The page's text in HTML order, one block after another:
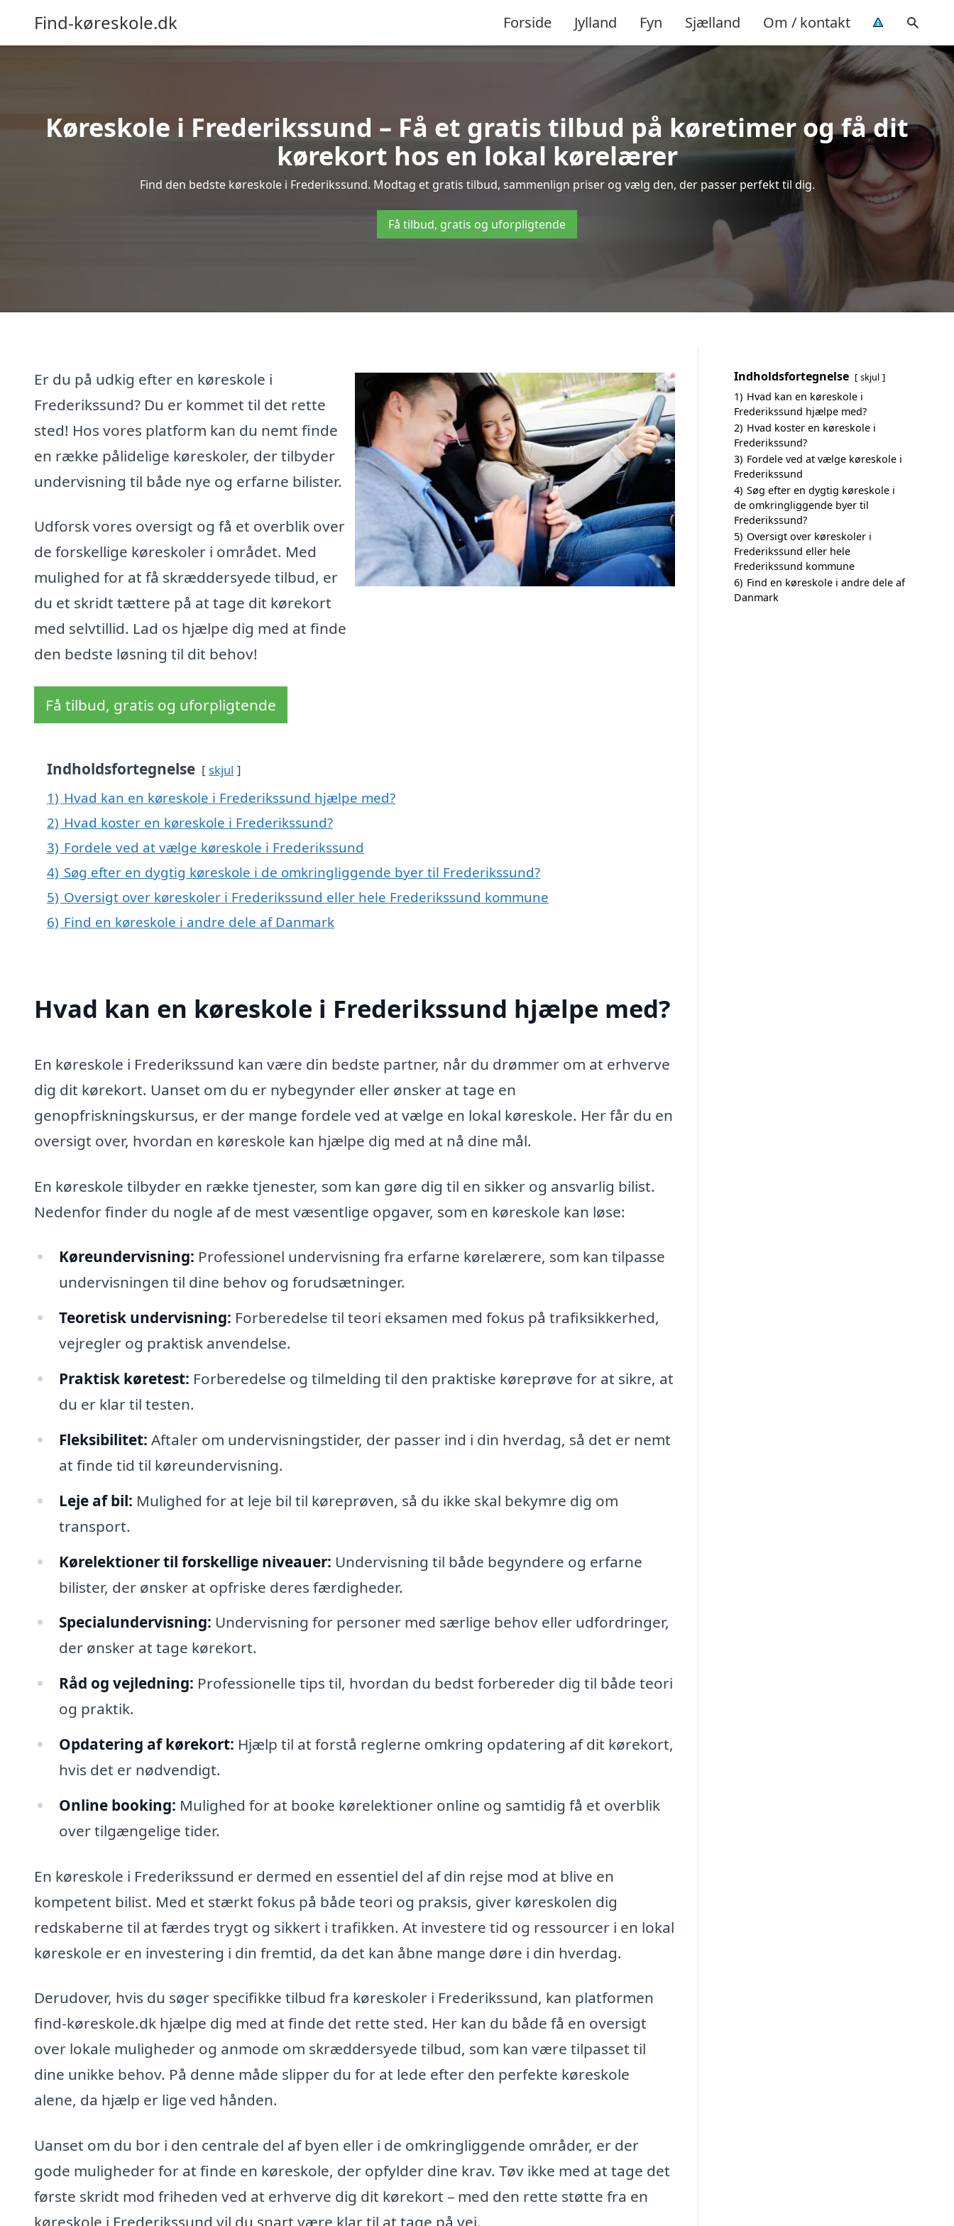
Find-køreskole.dk Forside Jylland Fyn Sjælland Om / kontakt
Køreskole i Frederikssund – Få et gratis tilbud på køretimer og få dit
kørekort hos en lokal kørelærer
Find den bedste køreskole i Frederikssund. Modtag et gratis tilbud, sammenlign priser og vælg den, der passer perfekt til dig.
Få tilbud, gratis og uforpligtende
Er du på udkig efter en køreskole i
Frederikssund? Du er kommet til det rette
sted! Hos vores platform kan du nemt finde
en række pålidelige køreskoler, der tilbyder
undervisning til både nye og erfarne bilister.
Udforsk vores oversigt og få et overblik over
de forskellige køreskoler i området. Med
mulighed for at få skræddersyede tilbud, er
du et skridt tættere på at tage dit kørekort
med selvtillid. Lad os hjælpe dig med at finde
den bedste løsning til dit behov!
Få tilbud, gratis og uforpligtende
Indholdsfortegnelse skjul
1) Hvad kan en køreskole i Frederikssund hjælpe med?
2) Hvad koster en køreskole i Frederikssund?
3) Fordele ved at vælge køreskole i Frederikssund
4) Søg efter en dygtig køreskole i de omkringliggende byer til Frederikssund?
5) Oversigt over køreskoler i Frederikssund eller hele Frederikssund kommune
6) Find en køreskole i andre dele af Danmark
Hvad kan en køreskole i Frederikssund hjælpe med?
En køreskole i Frederikssund kan være din bedste partner, når du drømmer om at erhverve
dig dit kørekort. Uanset om du er nybegynder eller ønsker at tage en
genopfriskningskursus, er der mange fordele ved at vælge en lokal køreskole. Her får du en
oversigt over, hvordan en køreskole kan hjælpe dig med at nå dine mål.
En køreskole tilbyder en række tjenester, som kan gøre dig til en sikker og ansvarlig bilist.
Nedenfor finder du nogle af de mest væsentlige opgaver, som en køreskole kan løse:
Køreundervisning: Professionel undervisning fra erfarne kørelærere, som kan tilpasse
undervisningen til dine behov og forudsætninger.
Teoretisk undervisning: Forberedelse til teori eksamen med fokus på trafiksikkerhed,
vejregler og praktisk anvendelse.
Praktisk køretest: Forberedelse og tilmelding til den praktiske køreprøve for at sikre, at
du er klar til testen.
Fleksibilitet: Aftaler om undervisningstider, der passer ind i din hverdag, så det er nemt
at finde tid til køreundervisning.
Leje af bil: Mulighed for at leje bil til køreprøven, så du ikke skal bekymre dig om
transport.
Kørelektioner til forskellige niveauer: Undervisning til både begyndere og erfarne
bilister, der ønsker at opfriske deres færdigheder.
Specialundervisning: Undervisning for personer med særlige behov eller udfordringer,
der ønsker at tage kørekort.
Råd og vejledning: Professionelle tips til, hvordan du bedst forbereder dig til både teori
og praktik.
Opdatering af kørekort: Hjælp til at forstå reglerne omkring opdatering af dit kørekort,
hvis det er nødvendigt.
Online booking: Mulighed for at booke kørelektioner online og samtidig få et overblik
over tilgængelige tider.
En køreskole i Frederikssund er dermed en essentiel del af din rejse mod at blive en
kompetent bilist. Med et stærkt fokus på både teori og praksis, giver køreskolen dig
redskaberne til at færdes trygt og sikkert i trafikken. At investere tid og ressourcer i en lokal
køreskole er en investering i din fremtid, da det kan åbne mange døre i din hverdag.
Derudover, hvis du søger specifikke tilbud fra køreskoler i Frederikssund, kan platformen
find-køreskole.dk hjælpe dig med at finde det rette sted. Her kan du både få en oversigt
over lokale muligheder og anmode om skræddersyede tilbud, som kan være tilpasset til
dine unikke behov. På denne måde slipper du for at lede efter den perfekte køreskole
alene, da hjælp er lige ved hånden.
Uanset om du bor i den centrale del af byen eller i de omkringliggende områder, er der
gode muligheder for at finde en køreskole, der opfylder dine krav. Tøv ikke med at tage det
første skridt mod friheden ved at erhverve dig dit kørekort – med den rette støtte fra en
køreskole i Frederikssund vil du snart være klar til at tage på vej.
Indholdsfortegnelse skjul
1) Hvad kan en køreskole i
Frederikssund hjælpe med?
2) Hvad koster en køreskole i
Frederikssund?
3) Fordele ved at vælge køreskole i
Frederikssund
4) Søg efter en dygtig køreskole i
de omkringliggende byer til
Frederikssund?
5) Oversigt over køreskoler i
Frederikssund eller hele
Frederikssund kommune
6) Find en køreskole i andre dele af
Danmark